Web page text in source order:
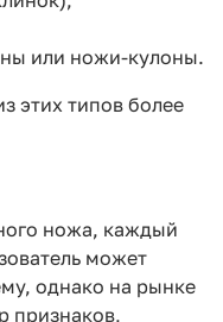
или ножи-кулоны.
этих типов более
ножа, каждый
может
однако на рынке
признаков,